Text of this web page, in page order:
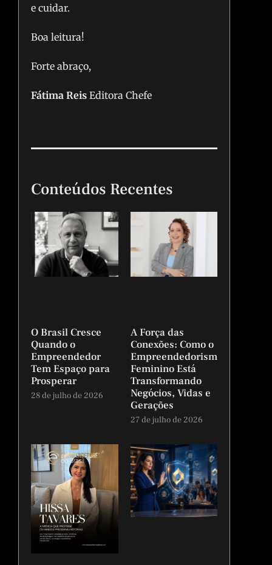
e cuidar.
Boa leitura!
Forte abraço,
Fátima Reis Editora Chefe
Conteúdos Recentes
O Brasil Cresce
Quando o
Empreendedor
Tem Espaço para
Prosperar
28 de julho de 2026
A Força das
Conexões: Como o
Empreendedorismo
Feminino Está
Transformando
Negócios, Vidas e
Gerações
27 de julho de 2026